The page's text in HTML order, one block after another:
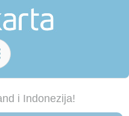
i Indonezija!